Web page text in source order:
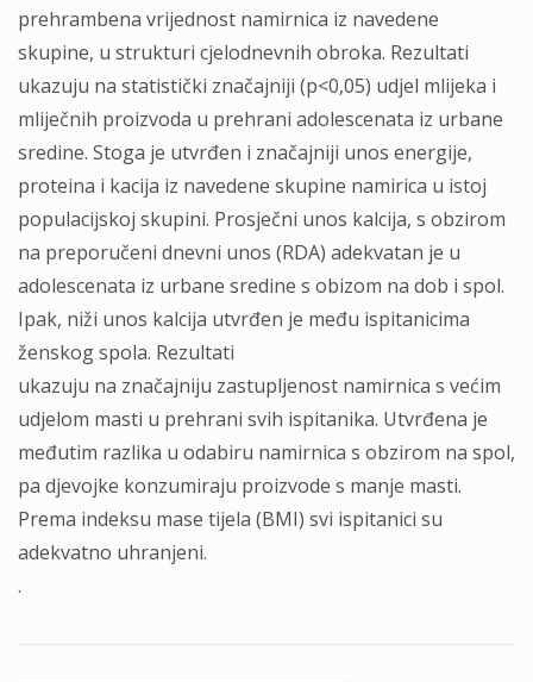
prehrambena vrijednost namirnica iz navedene
skupine, u strukturi cjelodnevnih obroka. Rezultati
ukazuju na statistički značajniji (p<0,05) udjel mlijeka i
mliječnih proizvoda u prehrani adolescenata iz urbane
sredine. Stoga je utvrđen i značajniji unos energije,
proteina i kacija iz navedene skupine namirica u istoj
populacijskoj skupini. Prosječni unos kalcija, s obzirom
na preporučeni dnevni unos (RDA) adekvatan je u
adolescenata iz urbane sredine s obizom na dob i spol.
Ipak, niži unos kalcija utvrđen je među ispitanicima
ženskog spola. Rezultati
ukazuju na značajniju zastupljenost namirnica s većim
udjelom masti u prehrani svih ispitanika. Utvrđena je
međutim razlika u odabiru namirnica s obzirom na spol,
pa djevojke konzumiraju proizvode s manje masti.
Prema indeksu mase tijela (BMI) svi ispitanici su
adekvatno uhranjeni.
.